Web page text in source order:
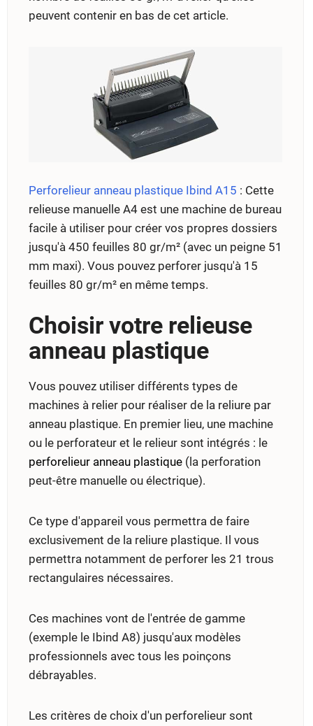
peuvent contenir en bas de cet article.
Perforelieur anneau plastique Ibind A15 : Cette
relieuse manuelle A4 est une machine de bureau
facile à utiliser pour créer vos propres dossiers
jusqu'à 450 feuilles 80 gr/m² (avec un peigne 51
mm maxi). Vous pouvez perforer jusqu'à 15
feuilles 80 gr/m² en même temps.
Choisir votre relieuse
anneau plastique
Vous pouvez utiliser différents types de
machines à relier pour réaliser de la reliure par
anneau plastique. En premier lieu, une machine
ou le perforateur et le relieur sont intégrés : le
perforelieur anneau plastique (la perforation
peut-être manuelle ou électrique).
Ce type d'appareil vous permettra de faire
exclusivement de la reliure plastique. Il vous
permettra notamment de perforer les 21 trous
rectangulaires nécessaires.
Ces machines vont de l'entrée de gamme
(exemple le Ibind A8) jusqu'aux modèles
professionnels avec tous les poinçons
débrayables.
Les critères de choix d'un perforelieur sont